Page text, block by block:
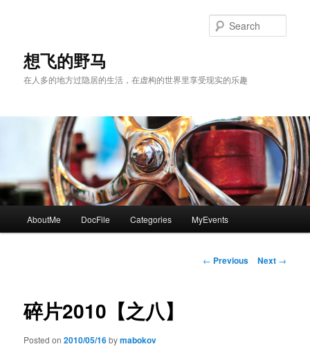
content想飞的野马
在人多的地方过隐居的生活，在虚构的世界里享受现实的乐趣
AboutMe DocFile Categories MyEvents
Post
← Previous Next →
碎片2010【之八】
Posted on2010/05/16bymabokov